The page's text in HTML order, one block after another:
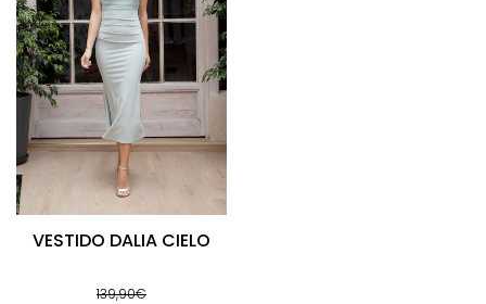
VESTIDO DALIA CIELO
139,90€